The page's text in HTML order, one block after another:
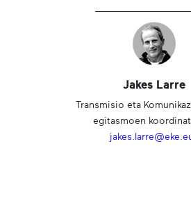
Jakes Larre
Transmisio eta
egitasmoen